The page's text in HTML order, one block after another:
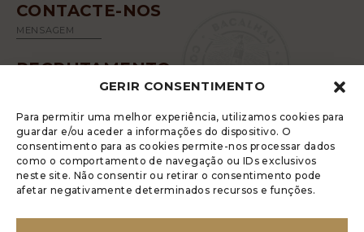
GERIR CONSENTIMENTO
Para permitir uma melhor experiência, utilizamos cookies para
guardar e/ou aceder a informações do dispositivo. O
consentimento para as cookies permite-nos processar dados
como o comportamento de navegação ou IDs exclusivos
neste site. Não consentir ou retirar o consentimento pode
afetar negativamente determinados recursos e funções.
CONTACTE-NOS
MENSAGEM
RECRUTAMENTO
A LUGRADE DISPÕE DE UM LIVRO DE